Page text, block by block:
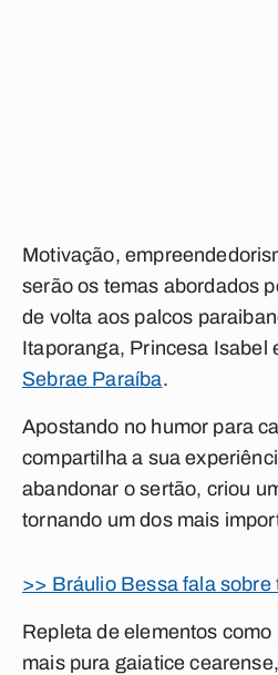
Motivação,
serão os temas abordados
de volta aos palcos
Itaporanga, Princesa
Sebrae Paraíba.
Apostando no humor para
compartilha a sua
abandonar o sertão, criou
tornando um dos mais
>> Bráulio Bessa fala sobre
Repleta de elementos
mais pura gaiatice